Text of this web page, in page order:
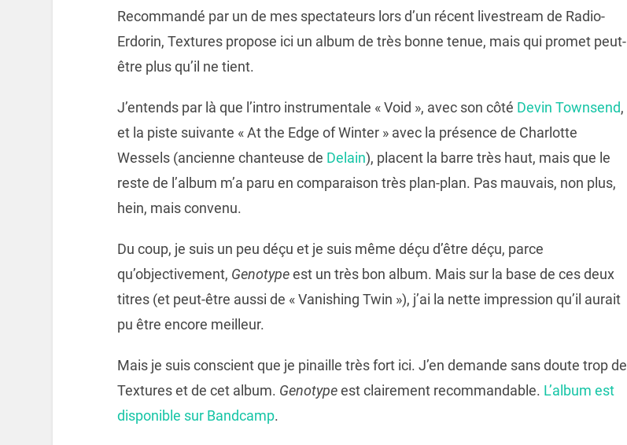
Recommandé par un de mes spectateurs lors d’un récent livestream de Radio-
Erdorin, Textures propose ici un album de très bonne tenue, mais qui promet peut-
être plus qu’il ne tient.
J’entends par là que l’intro instrumentale « Void », avec son côté Devin Townsend,
et la piste suivante « At the Edge of Winter » avec la présence de Charlotte
Wessels (ancienne chanteuse de Delain), placent la barre très haut, mais que le
reste de l’album m’a paru en comparaison très plan-plan. Pas mauvais, non plus,
hein, mais convenu.
Du coup, je suis un peu déçu et je suis même déçu d’être déçu, parce
qu’objectivement, Genotypeest un très bon album. Mais sur la base de ces deux
titres (et peut-être aussi de « Vanishing Twin »), j’ai la nette impression qu’il aurait
pu être encore meilleur.
Mais je suis conscient que je pinaille très fort ici. J’en demande sans doute trop de
Textures et de cet album. Genotypeest clairement recommandable. L’album est
disponible sur Bandcamp.